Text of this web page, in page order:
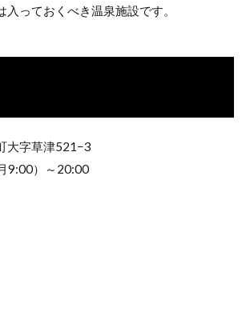
っておくべき温泉施設です。
大字草津521−3
9:00）～20:00